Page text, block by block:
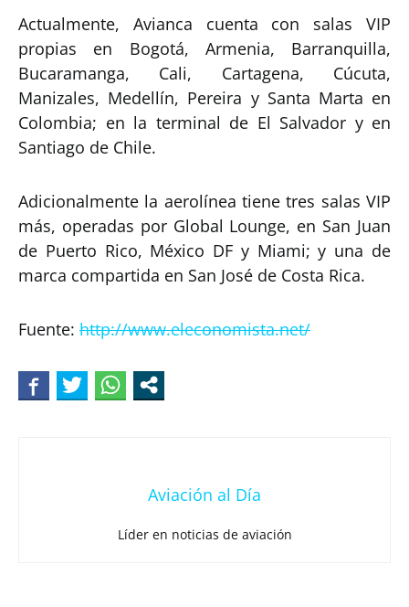
Actualmente, Avianca cuenta con salas VIP
propias en Bogotá, Armenia, Barranquilla,
Bucaramanga, Cali, Cartagena, Cúcuta,
Manizales, Medellín, Pereira y Santa Marta en
Colombia; en la terminal de El Salvador y en
Santiago de Chile.
Adicionalmente la aerolínea tiene tres salas VIP
más, operadas por Global Lounge, en San Juan
de Puerto Rico, México DF y Miami; y una de
marca compartida en San José de Costa Rica.
Fuente: http://www.eleconomista.net/
Aviación al Día
Líder en noticias de aviación